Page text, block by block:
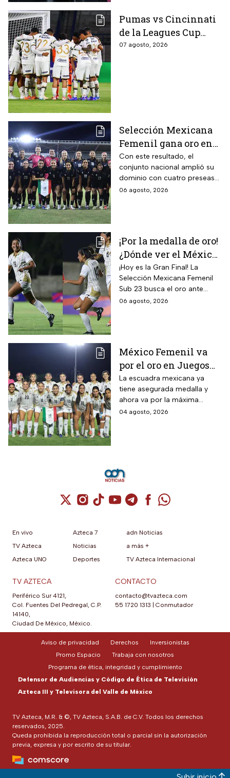
Pumas vs Cincinnati
de la Leagues Cup
2026 es pospuesto
07 agosto, 2026
Selección Mexicana
Femenil gana oro en
Juegos
Centroamericanos; el
camino de México a la
gloria
Con este resultado, el
conjunto nacional amplió su
dominio con cuatro preseas
doradas de forma
06 agosto, 2026
¡Por la medalla de oro!
¿Dónde ver el México
vs Colombia Femenil?
Así puedes seguir la
Gran Final EN VIVO
¡Hoy es la Gran Final! La
Selección Mexicana Femenil
Sub 23 busca el oro ante
Colombia en los Juegos
06 agosto, 2026
México Femenil va
por el oro en Juegos
Centroamericanos; ya
conoce a su rival
La escuadra mexicana ya
tiene asegurada medalla y
ahora va por la máxima
presea en los Juegos
04 agosto, 2026
Cuenta de X / Twitter (se abre en una
Cuenta de Instagram (se abre en una
Cuenta de TikTok (se abre en
Cuenta de YouTube (se abre
Cuenta de Telegram (se
Cuenta de
Cuenta de
En vivo
TV Azteca
Azteca UNO
Azteca 7
Noticias
Deportes
adn Noticias
a más +
TV Azteca Internacional
TV AZTECA
Periférico Sur 4121,
Col. Fuentes Del Pedregal, C.P.
14140,
Ciudad De México, México.
CONTACTO
contacto@tvazteca.com
55 1720 1313
Conmutador
TV Azteca, M.R. & ©, TV Azteca, S.A.B. de C.V. Todos los derechos
reservados, 2025.
Queda prohibida la reproducción total o parcial sin la autorización
previa, expresa y por escrito de su titular.
Aviso de privacidad Derechos
Inversionistas
Promo Espacio
Trabaja con nosotros
Programa de ética, integridad y cumplimiento
Defensor de Audiencias y Código de Ética de Televisión
Azteca III y Televisora del Valle de México